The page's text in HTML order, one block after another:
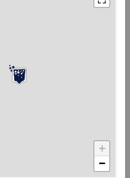
+
−